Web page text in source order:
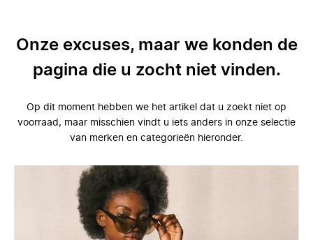
Onze excuses, maar we konden de
pagina die u zocht niet vinden.
Op dit moment hebben we het artikel dat u zoekt niet op
voorraad, maar misschien vindt u iets anders in onze selectie
van merken en categorieën hieronder.